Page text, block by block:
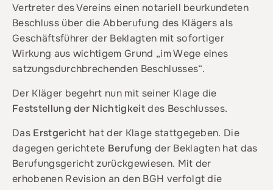
Vertreter des Vereins einen notariell beurkundeten
Beschluss über die Abberufung des Klägers als
Geschäftsführer der Beklagten mit sofortiger
Wirkung aus wichtigem Grund „im Wege eines
satzungsdurchbrechenden Beschlusses“.
Der Kläger begehrt nun mit seiner Klage die
Feststellung der Nichtigkeitdes Beschlusses.
Das Erstgericht hat der Klage stattgegeben. Die
dagegen gerichtete Berufung der Beklagten hat das
Berufungsgericht zurückgewiesen. Mit der
erhobenen Revision an den BGH verfolgt die